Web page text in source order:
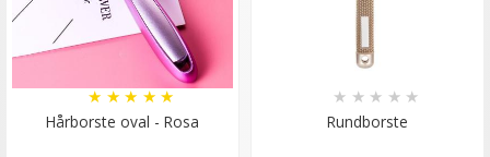
Rundad tång för isättning av microringar - Svart
Hårborste oval - Rosa
★★★★★
Rundborste
★ ★ ★ ★ ★